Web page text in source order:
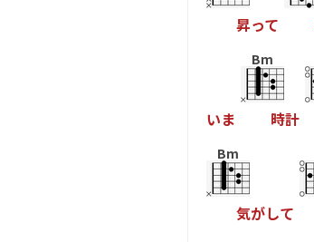
昇って
いま
Bm
時計
Bm
気がして